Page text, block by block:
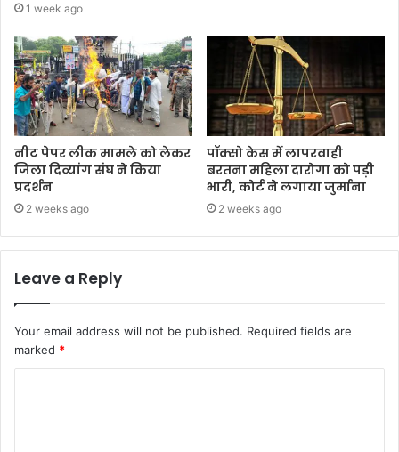
1 week ago
नीट पेपर लीक मामले को लेकर
जिला दिव्यांग संघ ने किया
प्रदर्शन
2 weeks ago
पॉक्सो केस में लापरवाही
बरतना महिला दारोगा को पड़ी
भारी, कोर्ट ने लगाया जुर्माना
2 weeks ago
Leave a Reply
Your email address will not be published. Required fields are
marked *